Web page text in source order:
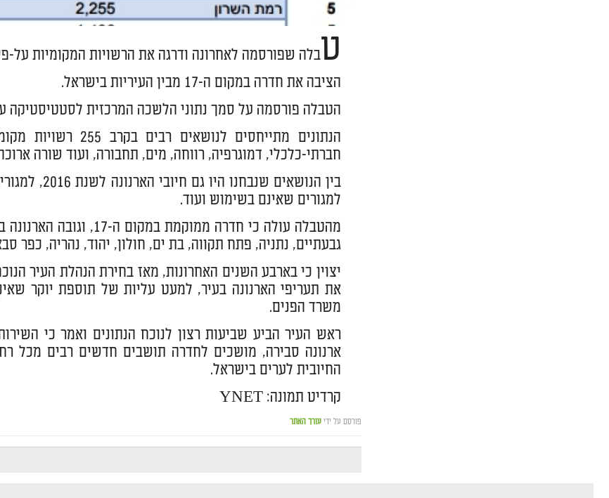
טבלה שפורסמה לאחרונה ודרגה את הרשויות המקומיות על-
הציבה את חדרה במקום ה-17 מבין העיריות בישראל.
הטבלה פורסמה על סמך נתוני הלשכה המרכזית לסטטיסטיקה על
הנתונים מתייחסים
חברתי-כלכלי, דמוגרפיה, רווחה, מים, תחבורה, ועוד שורה
בין
למגורים שאינם בשימוש ועוד.
מהטבלה עולה כי חדרה
גבעתיים, נתניה, פתח תקווה, בת ים, חולון, יהוד, נהריה, כפר
יצוין כי בארבע השנים האחרונות, מאז בחירת הנהלת העיר
את תעריפי הארנונה בעיר, למעט עליות של תוספת יוקר
משרד הפנים.
ראש העיר הביע שביעות רצון לנוכח הנתונים ואמר כי
ארנונה סבירה, מושכים לחדרה תושבים חדשים רבים מכל
החיובית לערים בישראל.
קרדיט תמונה: YNET
פורסם על ידי עורך האתר